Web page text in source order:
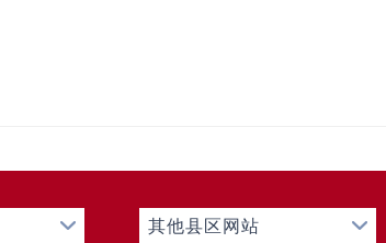
其他县区网站